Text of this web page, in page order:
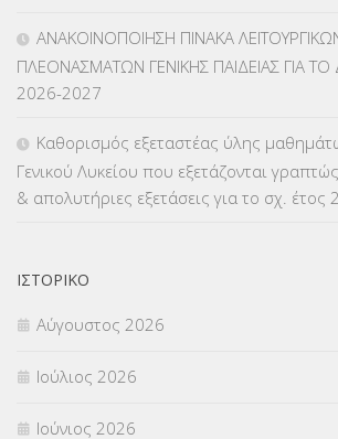
ΜΕΤΑΘΕΣΕΙΣ-ΤΟΠΟΘΕΤΗΣΕΙΣ ΒΕΛΤΙΩΣΕΙΣ
ΜΕΤΑΦΟΡΑ ΜΑΘΗΤΩΝ(3)
ΟΙΚΟΝΟΜΙΚΑ ΘΕΜΑΤΑ
Π.Ε.Κ. ΗΡΑΚΛΕΙΟΥ
ΠΑΝΕΛΛΑΔΙΚΕΣ ΕΞΕΤΑΣΕΙΣ
ΠΡΟΚΗΡΥΞΕΙΣ
ΑΝΑΚΟΙΝΟΠΟΙΗΣΗ ΠΙΝΑΚΑ
ΠΛΕΟΝΑΣΜΑΤΩΝ ΓΕΝΙΚΗΣ ΠΑΙΔΕΙΑΣ ΓΙΑ ΤΟ
2026-2027
Καθορισμός εξεταστέας ύλης
Γενικού Λυκείου που εξετάζονται
& απολυτήριες εξετάσεις για το σχ.
ΙΣΤΟΡΙΚΌ
Αύγουστος 2026
Ιούλιος 2026
Ιούνιος 2026